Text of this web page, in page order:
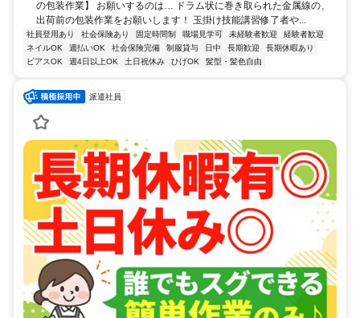
の包装作業】 お願いするのは… ドラム状に巻き取られた金属線の、
出荷前の包装作業をお願いします！ 玉掛け技能講習修了者や...
社員登用あり 社会保険あり 固定時間制 職場見学可 未経験者歓迎
経験者歓迎
ネイルOK
週払いOK 社会保険完備 制服貸与 日中 長期歓迎
長期休暇あり
ピアスOK
週4日以上OK 土日祝休み ひげOK 髪型・髪色自由
派遣社員